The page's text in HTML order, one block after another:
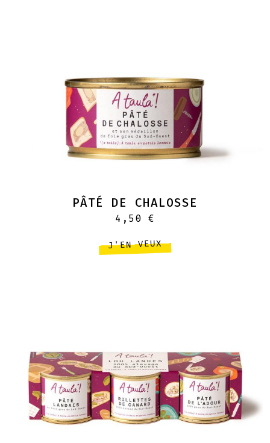
PÂTÉ DE CHALOSSE
4,50 €
J'EN VEUX